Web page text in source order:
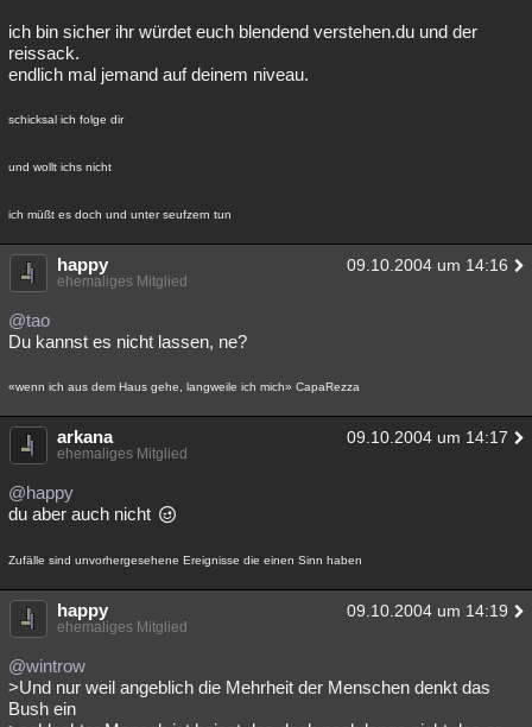
ich bin sicher ihr würdet euch blendend verstehen.du und der
reissack.
endlich mal jemand auf deinem niveau.
schicksal ich folge dir
und wollt ichs nicht
ich müßt es doch und unter seufzern tun
happy 09.10.2004 um 14:16
ehemaliges Mitglied
@tao
Du kannst es nicht lassen, ne?
«wenn ich aus dem Haus gehe, langweile ich mich» CapaRezza
arkana 09.10.2004 um 14:17
ehemaliges Mitglied
@happy
du aber auch nicht
Zufälle sind unvorhergesehene Ereignisse die einen Sinn haben
happy 09.10.2004 um 14:19
ehemaliges Mitglied
@wintrow
>Und nur weil angeblich die Mehrheit der Menschen denkt das
Bush ein